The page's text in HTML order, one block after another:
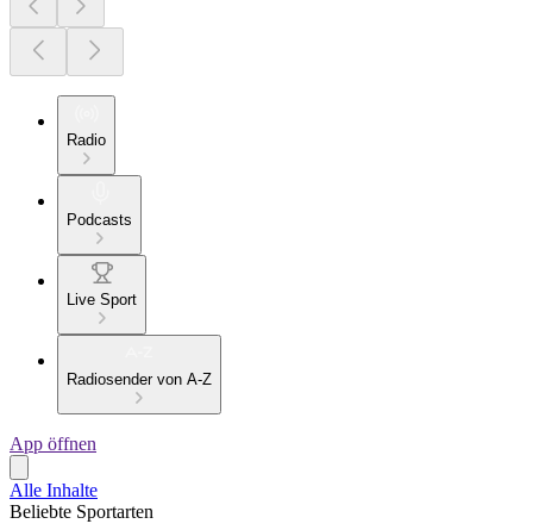
Radio
Podcasts
Live Sport
Radiosender von A-Z
App öffnen
Alle Inhalte
Beliebte Sportarten